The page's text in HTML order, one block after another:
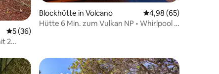
Durchschnittliche Bewertung: 5 von 5, 36 Bewertungen
5 (36)
2
Blockhütte in Volcano Durchschnittliche
4,98 (65)
Hütte 6 Min. zum Vulkan NP • Whirlpool •